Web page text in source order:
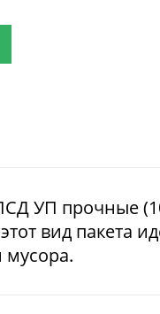
УП прочные
вид пакета
мусора.